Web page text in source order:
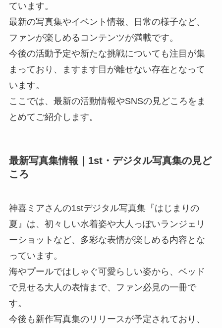
ています。
最新の写真集やイベント情報、日常の様子など、
ファンが楽しめるコンテンツが満載です。
今後の活動予定や新たな挑戦についても注目が集
まっており、ますます目が離せない存在となって
います。
ここでは、最新の活動情報やSNSの見どころをま
とめてご紹介します。
最新写真集情報｜1st・デジタル写真集の見ど
ころ
神喜ミアさんの1stデジタル写真集『はじまりの
夏』は、初々しい水着姿や大人っぽいランジェリ
ーショットなど、多彩な表情が楽しめる内容とな
っています。
海やプールではしゃぐ可愛らしい姿から、ベッド
で見せる大人の表情まで、ファン必見の一冊で
す。
今後も新作写真集のリリースが予定されており、